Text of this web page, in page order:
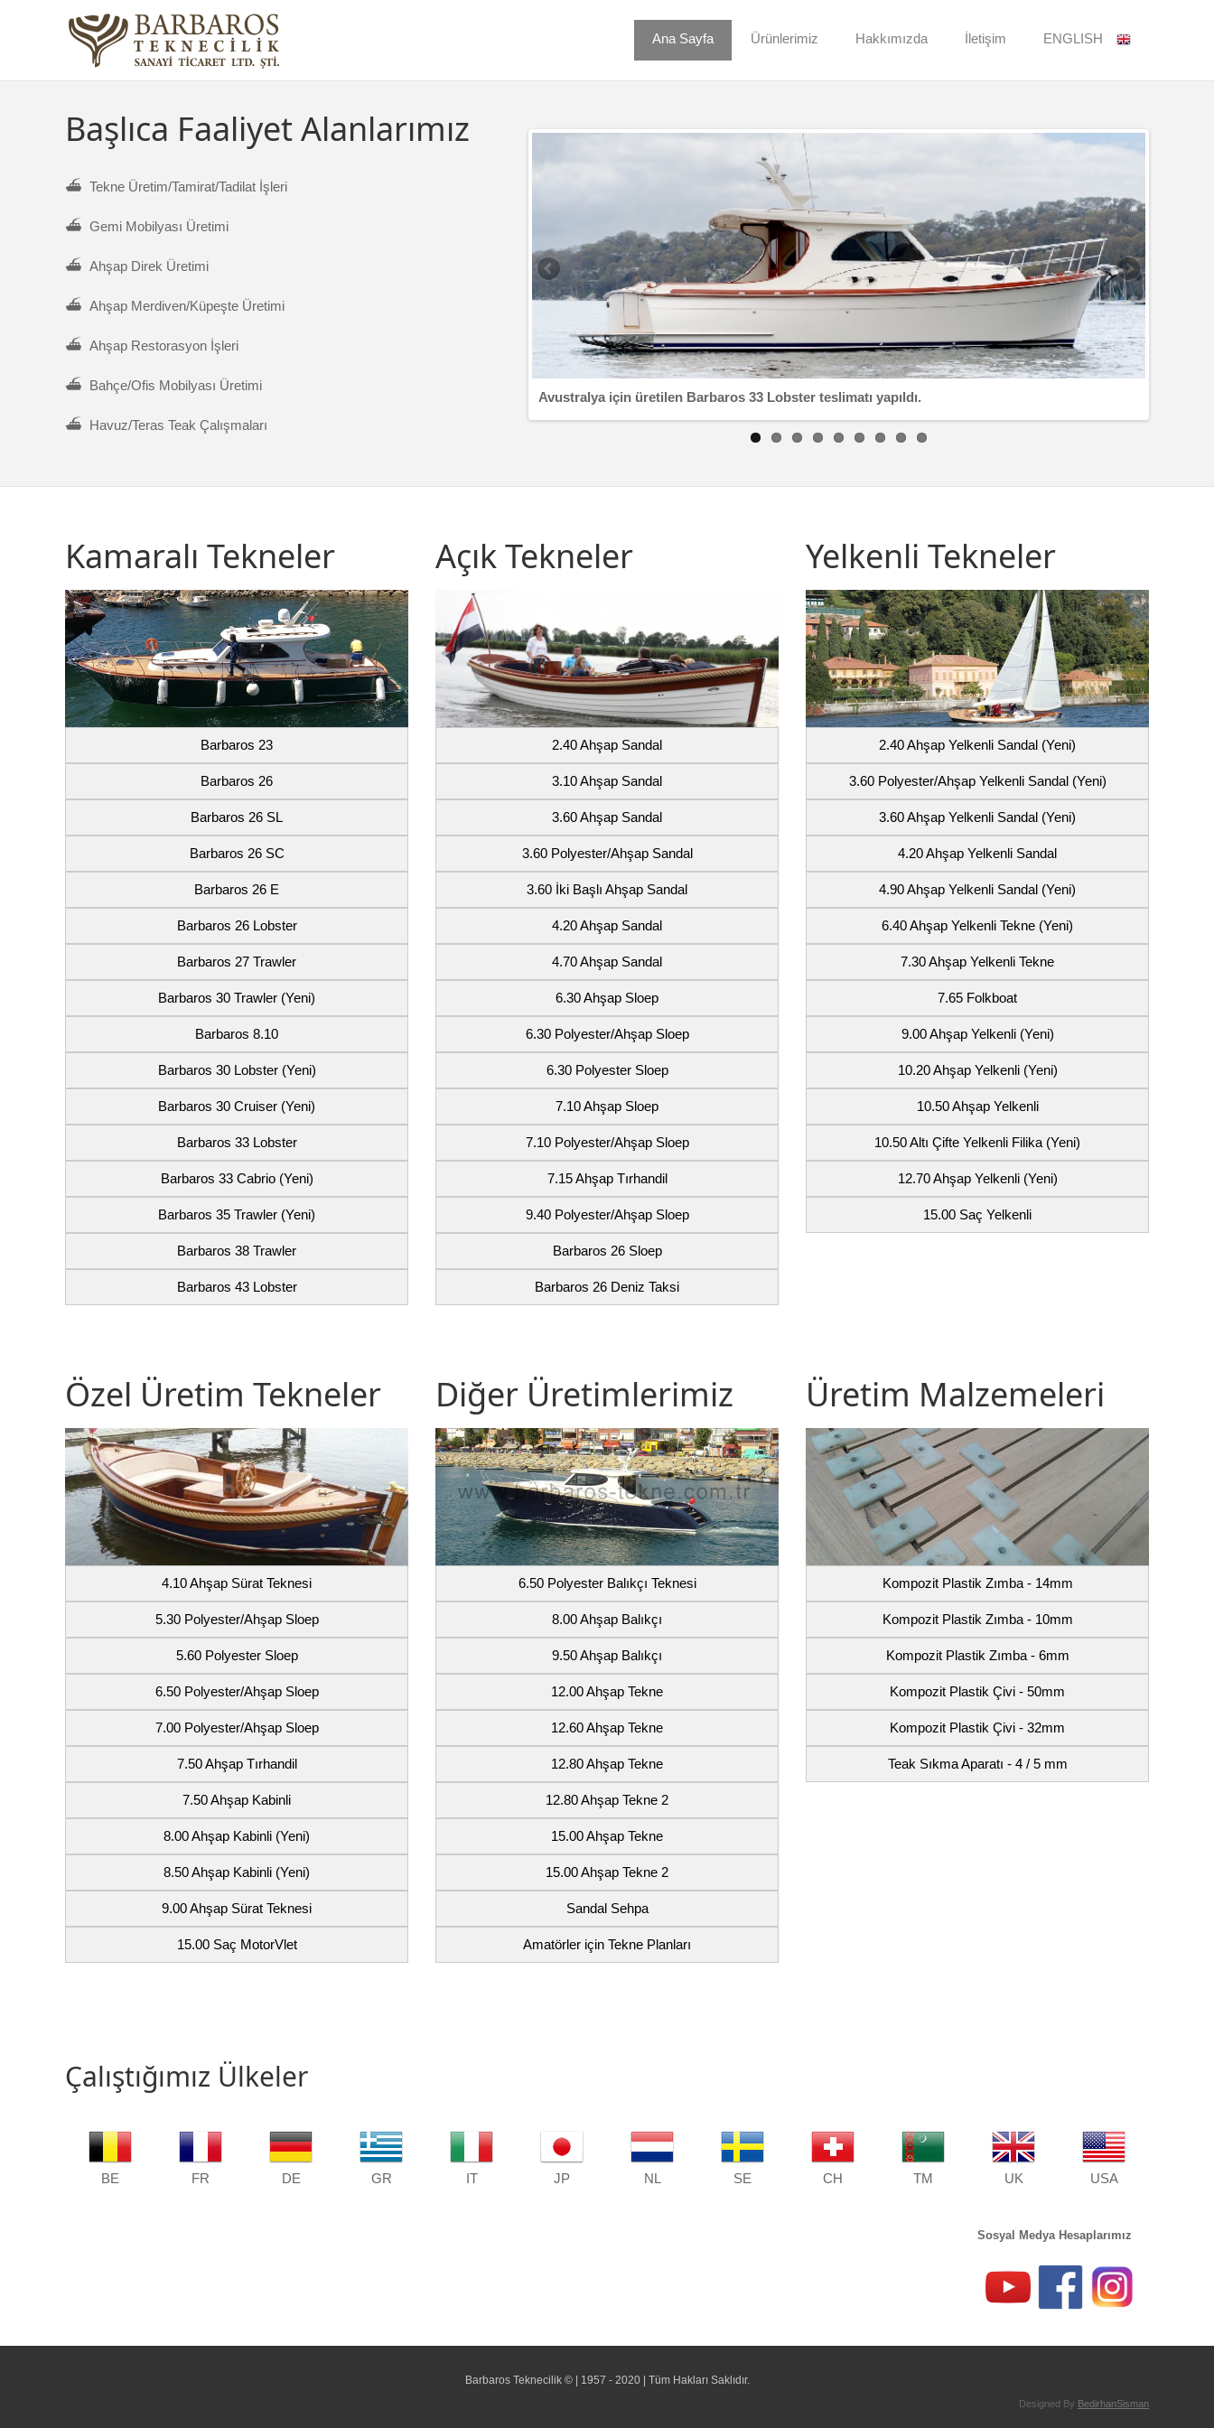
Ana Sayfa Ürünlerimiz Hakkımızda İletişim ENGLISH
Başlıca Faaliyet Alanlarımız
⛴ Tekne Üretim/Tamirat/Tadilat İşleri
⛴ Gemi Mobilyası Üretimi
⛴ Ahşap Direk Üretimi
⛴ Ahşap Merdiven/Küpeşte Üretimi
⛴ Ahşap Restorasyon İşleri
⛴ Bahçe/Ofis Mobilyası Üretimi
⛴ Havuz/Teras Teak Çalışmaları
Barbaros 35 Trawler Avustralya için üretilen Barbaros 33 Lobster teslimatı yapıldı.
Kamaralı Tekneler
Barbaros 23
Barbaros 26
Barbaros 26 SL
Barbaros 26 SC
Barbaros 26 E
Barbaros 26 Lobster
Barbaros 27 Trawler
Barbaros 30 Trawler (Yeni)
Barbaros 8.10
Barbaros 30 Lobster (Yeni)
Barbaros 30 Cruiser (Yeni)
Barbaros 33 Lobster
Barbaros 33 Cabrio (Yeni)
Barbaros 35 Trawler (Yeni)
Barbaros 38 Trawler
Barbaros 43 Lobster
Açık Tekneler
2.40 Ahşap Sandal
3.10 Ahşap Sandal
3.60 Ahşap Sandal
3.60 Polyester/Ahşap Sandal
3.60 İki Başlı Ahşap Sandal
4.20 Ahşap Sandal
4.70 Ahşap Sandal
6.30 Ahşap Sloep
6.30 Polyester/Ahşap Sloep
6.30 Polyester Sloep
7.10 Ahşap Sloep
7.10 Polyester/Ahşap Sloep
7.15 Ahşap Tırhandil
9.40 Polyester/Ahşap Sloep
Barbaros 26 Sloep
Barbaros 26 Deniz Taksi
Yelkenli Tekneler
2.40 Ahşap Yelkenli Sandal (Yeni)
3.60 Polyester/Ahşap Yelkenli Sandal (Yeni)
3.60 Ahşap Yelkenli Sandal (Yeni)
4.20 Ahşap Yelkenli Sandal
4.90 Ahşap Yelkenli Sandal (Yeni)
6.40 Ahşap Yelkenli Tekne (Yeni)
7.30 Ahşap Yelkenli Tekne
7.65 Folkboat
9.00 Ahşap Yelkenli (Yeni)
10.20 Ahşap Yelkenli (Yeni)
10.50 Ahşap Yelkenli
10.50 Altı Çifte Yelkenli Filika (Yeni)
12.70 Ahşap Yelkenli (Yeni)
15.00 Saç Yelkenli
Özel Üretim Tekneler
4.10 Ahşap Sürat Teknesi
5.30 Polyester/Ahşap Sloep
5.60 Polyester Sloep
6.50 Polyester/Ahşap Sloep
7.00 Polyester/Ahşap Sloep
7.50 Ahşap Tırhandil
7.50 Ahşap Kabinli
8.00 Ahşap Kabinli (Yeni)
8.50 Ahşap Kabinli (Yeni)
9.00 Ahşap Sürat Teknesi
15.00 Saç MotorVlet
Diğer Üretimlerimiz
6.50 Polyester Balıkçı Teknesi
8.00 Ahşap Balıkçı
9.50 Ahşap Balıkçı
12.00 Ahşap Tekne
12.60 Ahşap Tekne
12.80 Ahşap Tekne
12.80 Ahşap Tekne 2
15.00 Ahşap Tekne
15.00 Ahşap Tekne 2
Sandal Sehpa
Amatörler için Tekne Planları
Üretim Malzemeleri
Kompozit Plastik Zımba - 14mm
Kompozit Plastik Zımba - 10mm
Kompozit Plastik Zımba - 6mm
Kompozit Plastik Çivi - 50mm
Kompozit Plastik Çivi - 32mm
Teak Sıkma Aparatı - 4 / 5 mm
Çalıştığımız Ülkeler
BE FR DE GR IT JP NL SE CH TM UK USA
Sosyal Medya Hesaplarımız
Barbaros Teknecilik © | 1957 - 2020 | Tüm Hakları Saklıdır.
Designed By BedirhanSisman